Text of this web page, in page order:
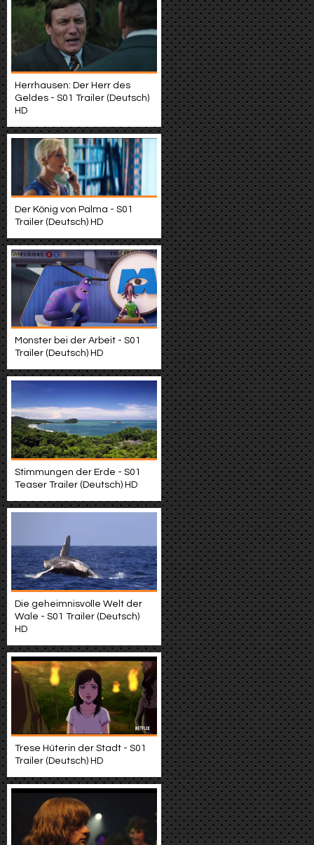
Herrhausen: Der Herr des
Geldes - S01 Trailer (Deutsch)
HD
Der König von Palma - S01
Trailer (Deutsch) HD
Monster bei der Arbeit - S01
Trailer (Deutsch) HD
Stimmungen der Erde - S01
Teaser Trailer (Deutsch) HD
Die geheimnisvolle Welt der
Wale - S01 Trailer (Deutsch)
HD
Trese Hüterin der Stadt - S01
Trailer (Deutsch) HD